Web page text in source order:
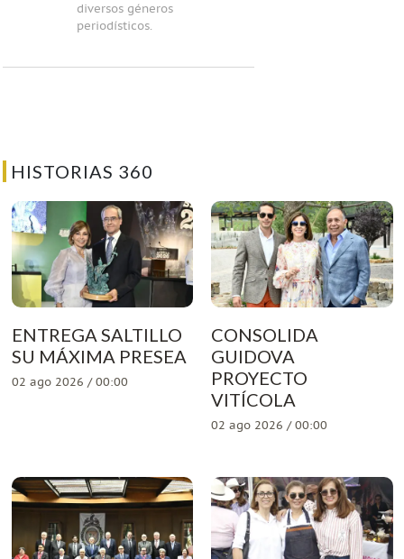
diversos géneros
periodísticos.
HISTORIAS 360
ENTREGA SALTILLO
SU MÁXIMA PRESEA
02 ago 2026 / 00:00
CONSOLIDA
GUIDOVA
PROYECTO
VITÍCOLA
02 ago 2026 / 00:00